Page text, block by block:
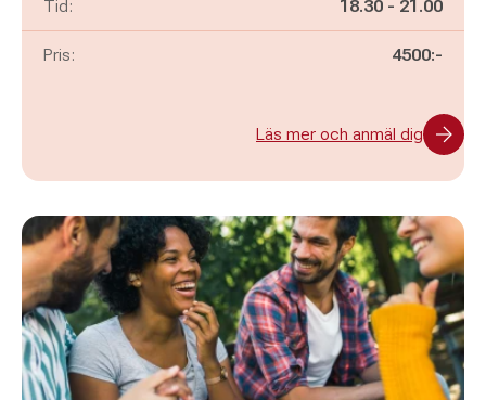
Tid: Pågår mellan
18.30 - och
21.00
Pris: 4500:-
Läs mer och anmäl dig